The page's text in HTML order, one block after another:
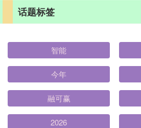
话题标签
智能
今年
融可赢
2026